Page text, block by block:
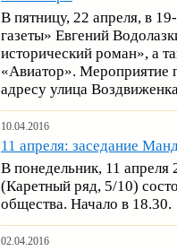
В пятницу, 22 апреля, в
газеты» Евгений
исторический роман», а
«Авиатор». Мероприятие
адресу улица
10.04.2016
11 апреля: заседание
В понедельник, 11
(Каретный ряд, 5/10)
общества. Начало в 18.30.
02.04.2016